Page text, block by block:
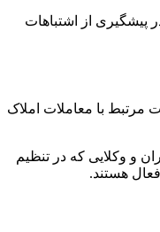
پیشگیری از اشتباهات
مرتبط با معاملات املاک
و وکلایی که در تنظیم
فعال هستند.